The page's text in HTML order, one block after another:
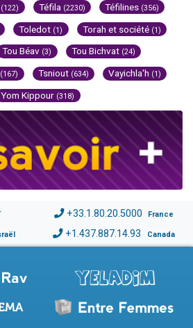
(122) Téfila (2230) Téfilines (356)
Toledot (1) Torah et société (1)
Tou Béav (3) Tou Bichvat (24)
(167) Tsniout (634) Vayichla'h (1)
Yom Kippour (318)
+33.1.80.20.5000 France
+1.437.887.14.93 Canada